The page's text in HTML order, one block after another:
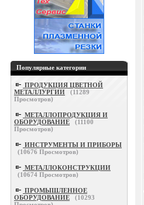
Популярные категории
ПРОДУКЦИЯ ЦВЕТНОЙ
МЕТАЛЛУРГИИ
(11289
Просмотров)
МЕТАЛЛОПРОДУКЦИЯ И
ОБОРУДОВАНИЕ
(11100
Просмотров)
ИНСТРУМЕНТЫ И ПРИБОРЫ
(10676 Просмотров)
МЕТАЛЛОКОНСТРУКЦИИ
(10674 Просмотров)
ПРОМЫШЛЕННОЕ
ОБОРУДОВАНИЕ
(10293